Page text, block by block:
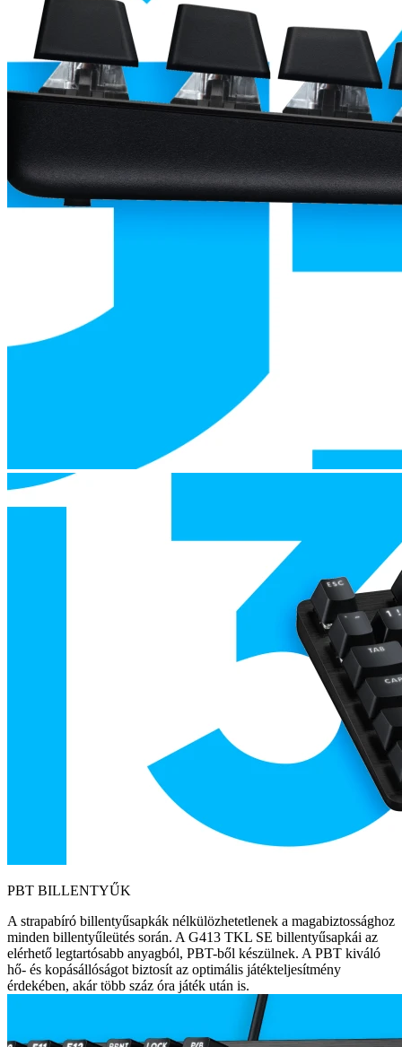
PBT BILLENTYŰK
A strapabíró billentyűsapkák nélkülözhetetlenek a magabiztossághoz
minden billentyűleütés során. A G413 TKL SE billentyűsapkái az
elérhető legtartósabb anyagból, PBT-ből készülnek. A PBT kiváló
hő- és kopásállóságot biztosít az optimális játékteljesítmény
érdekében, akár több száz óra játék után is.